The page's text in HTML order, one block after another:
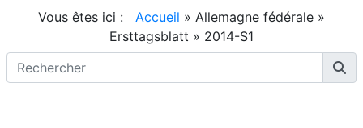
Vous êtes ici : Accueil » Allemagne fédérale »
Ersttagsblatt » 2014-S1